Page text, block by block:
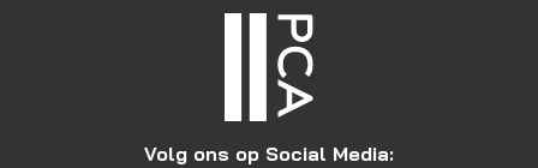
Volg ons op Social Media: